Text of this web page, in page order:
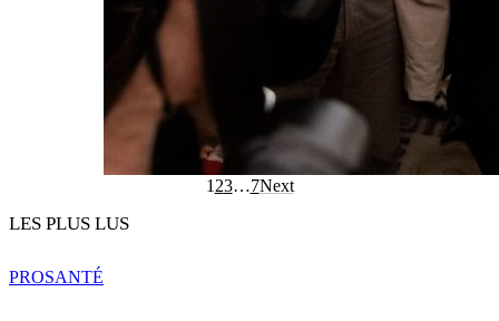
1 23…7Next
LES PLUS LUS
PROSANTÉ